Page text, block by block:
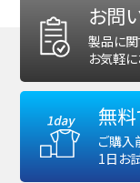
お問
製品に関
お気軽に
無料
ご購入
1日お